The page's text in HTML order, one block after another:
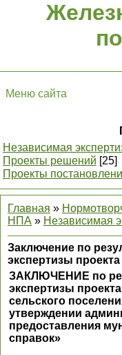
Меню сайта
Независимая
Проекты решений [25]
Проекты
Главная »
НПА » Независимая
Заключение по
экспертизы проекта
ЗАКЛЮЧЕНИЕ по
экспертизы
сельского
утверждении
предоставления
справок»